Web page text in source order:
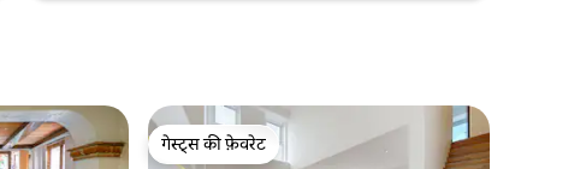
गेस्ट्स की फ़ेवरेट
गेस्ट्स की फ़ेवरेट